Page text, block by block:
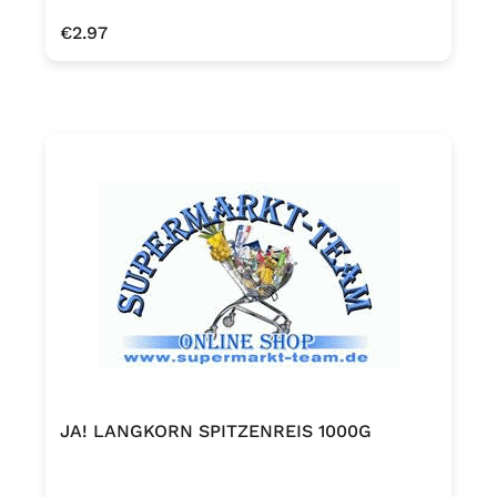
Regular price:
€2.97
JA! LANGKORN SPITZENREIS 1000G